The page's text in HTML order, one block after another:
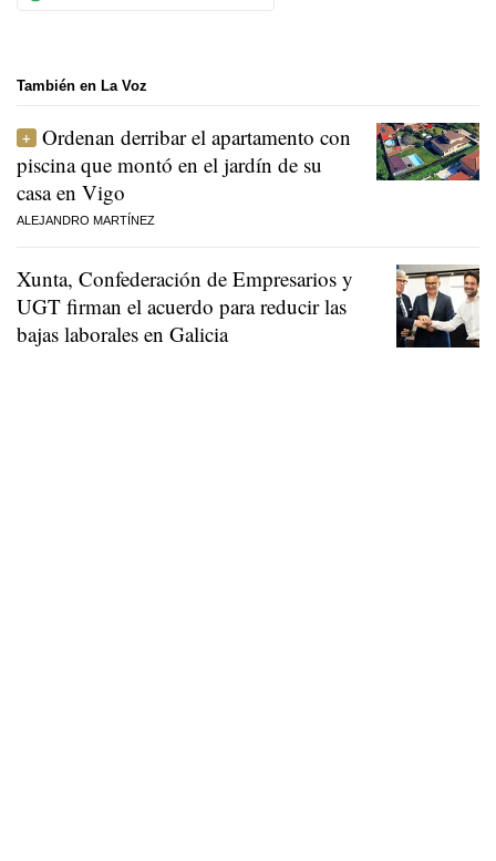
También en La Voz
Ordenan derribar el apartamento con
piscina que montó en el jardín de su
casa en Vigo
ALEJANDRO MARTÍNEZ
Xunta, Confederación de Empresarios y
UGT firman el acuerdo para reducir las
bajas laborales en Galicia